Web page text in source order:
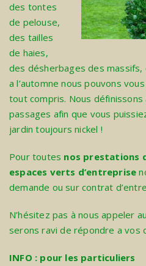
des tontes
de pelouse,
des tailles
de haies,
des désherbages des
a l’automne nous pouvons
tout compris. Nous définissons
passages afin que vous
jardin toujours nickel !
Pour toutes nos prestations
espaces verts d’entreprise
demande ou sur contrat
N’hésitez pas à nous appeler
serons ravi de répondre a vos
INFO : pour les particuliers